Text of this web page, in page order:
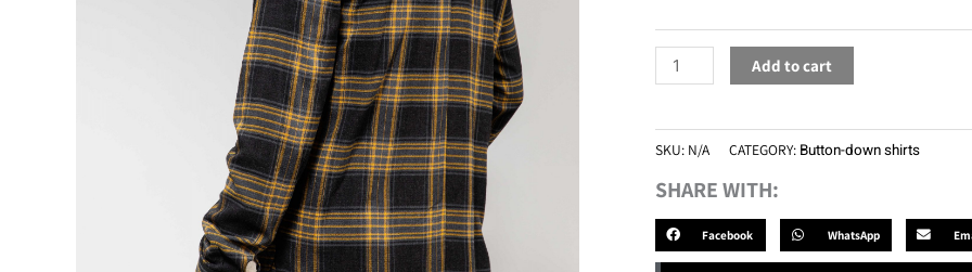
Add to cart
SKU: N/A CATEGORY: Button-down shirts
SHARE WITH:
Facebook WhatsApp